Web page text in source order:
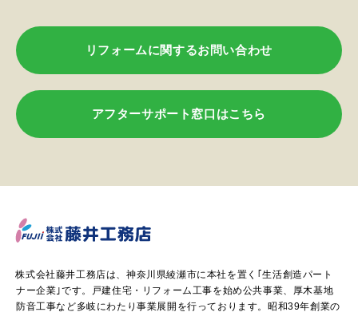
リフォームに関するお問い合わせ
アフターサポート窓口はこちら
株式会社藤井工務店は、神奈川県綾瀬市に本社を置く｢生活創造パート
ナー企業｣です。戸建住宅・リフォーム工事を始め公共事業、厚木基地
防音工事など多岐にわたり事業展開を行っております。昭和39年創業の